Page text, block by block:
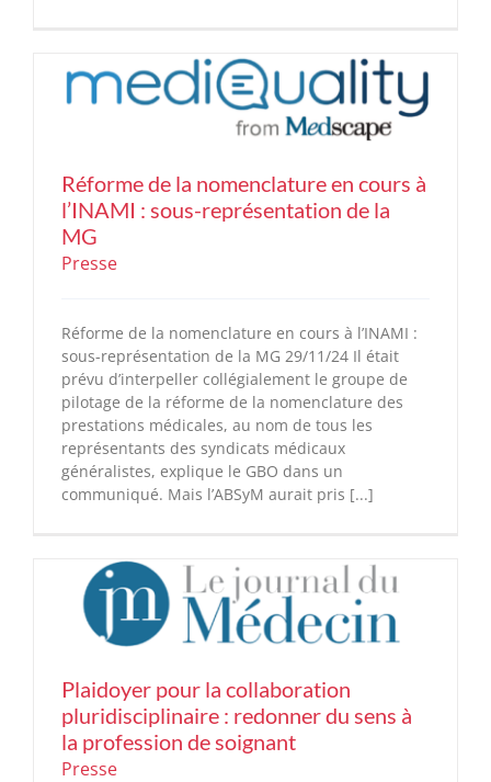
Réforme de la nomenclature en cours à
l’INAMI : sous-représentation de la
MG
Presse
Réforme de la nomenclature en cours à l’INAMI :
sous-représentation de la MG 29/11/24 Il était
prévu d’interpeller collégialement le groupe de
pilotage de la réforme de la nomenclature des
prestations médicales, au nom de tous les
représentants des syndicats médicaux
généralistes, explique le GBO dans un
communiqué. Mais l’ABSyM aurait pris [...]
Plaidoyer pour la collaboration
pluridisciplinaire : redonner du sens à
la profession de soignant
Presse